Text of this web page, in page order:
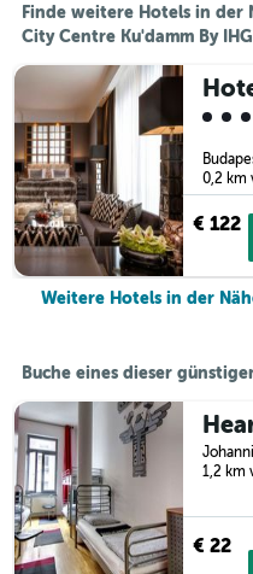
Finde weitere Hotels in der
City Centre Ku'damm By IHG
0,2 km
€ 122
Weitere Hotels in der
Buche eines dieser
1,2 km
€ 22